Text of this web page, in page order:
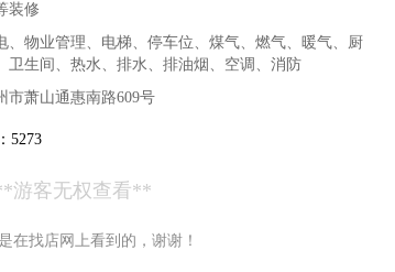
装修
、物业管理、电梯、停车位、煤气、燃气、暖气、厨
卫生间、热水、排水、排油烟、空调、消防
市萧山通惠南路609号
5273
游客无权查看**
在找店网上看到的，谢谢！